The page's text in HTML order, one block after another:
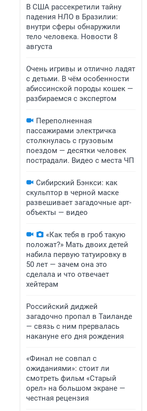
В США рассекретили тайну
падения НЛО в Бразилии:
внутри сферы обнаружили
тело человека. Новости 8
августа
Очень игривы и отлично ладят
с детьми. В чём особенности
абиссинской породы кошек —
разбираемся с экспертом
Переполненная
пассажирами электричка
столкнулась с грузовым
поездом — десятки человек
пострадали. Видео с места ЧП
Сибирский Бэнкси: как
скульптор в черной маске
развешивает загадочные арт-
объекты — видео
«Как тебя в гроб такую
положат?» Мать двоих детей
набила первую татуировку в
50 лет — зачем она это
сделала и что отвечает
хейтерам
Российский диджей
загадочно пропал в Таиланде
— связь с ним прервалась
накануне его дня рождения
«Финал не совпал с
ожиданиями»: стоит ли
смотреть фильм «Старый
орел» на большом экране —
честная рецензия